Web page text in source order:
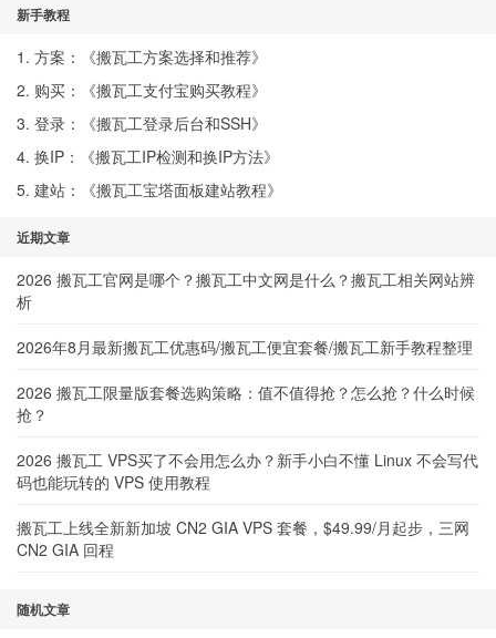
新手教程
1. 方案：《搬瓦工方案选择和推荐》
2. 购买：《搬瓦工支付宝购买教程》
3. 登录：《搬瓦工登录后台和SSH》
4. 换IP：《搬瓦工IP检测和换IP方法》
5. 建站：《搬瓦工宝塔面板建站教程》
近期文章
2026 搬瓦工官网是哪个？搬瓦工中文网是什么？搬瓦工相关网站辨
析
2026年8月最新搬瓦工优惠码/搬瓦工便宜套餐/搬瓦工新手教程整理
2026 搬瓦工限量版套餐选购策略：值不值得抢？怎么抢？什么时候
抢？
2026 搬瓦工 VPS买了不会用怎么办？新手小白不懂 Linux 不会写代
码也能玩转的 VPS 使用教程
搬瓦工上线全新新加坡 CN2 GIA VPS 套餐，$49.99/月起步，三网
CN2 GIA 回程
随机文章